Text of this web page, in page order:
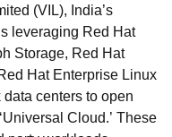
(VIL), India’s
leveraging Red Hat
Storage, Red Hat
Hat Enterprise Linux
centers to open
Cloud.’ These